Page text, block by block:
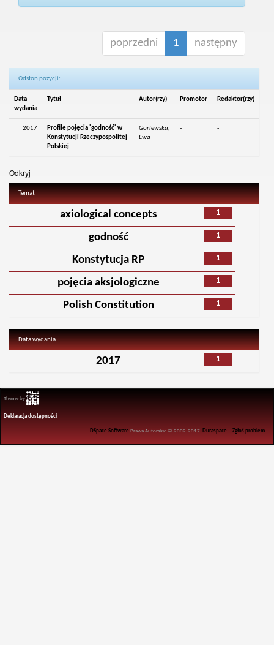
poprzedni 1 następny
Odsłon pozycji:
Data
wydania
Tytuł Autor(rzy) Promotor Redaktor(rzy)
2017
Profile pojęcia 'godność' w
Konstytucji Rzeczypospolitej
Polskiej
Gorlewska,
Ewa
- -
Odkryj
Temat
1
axiological concepts
1
godność
1
Konstytucja RP
1
pojęcia aksjologiczne
1
Polish Constitution
Data wydania
1
2017
Theme by
Deklaracja dostępności
DSpace Software Prawa Autorskie © 2002-2017 Duraspace -Zgłoś problem